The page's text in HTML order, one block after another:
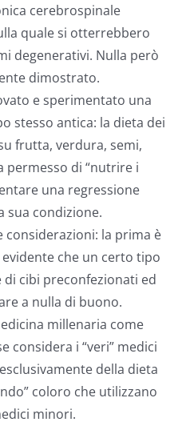
cerebrospinale
quale si otterrebbero
degenerativi. Nulla però
dimostrato.
e sperimentato una
stesso antica: la dieta dei
frutta, verdura, semi,
permesso di “nutrire i
una regressione
sua condizione.
la prima è
che un certo tipo
di cibi preconfezionati ed
a nulla di buono.
millenaria come
considera i “veri” medici
della dieta
coloro che utilizzano
minori.